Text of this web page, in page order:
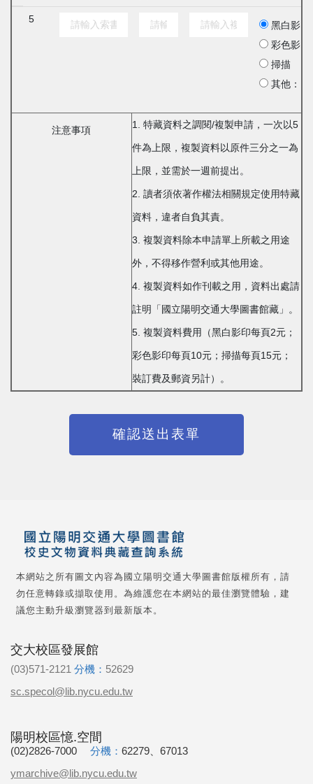
5
黑白影印
彩色影印
掃描
其他：
注意事項
1. 特藏資料之調閱/複製申請，一次以5
件為上限，複製資料以原件三分之一為
上限，並需於一週前提出。
2. 讀者須依著作權法相關規定使用特藏
資料，違者自負其責。
3. 複製資料除本申請單上所載之用途
外，不得移作營利或其他用途。
4. 複製資料如作刊載之用，資料出處請
註明「國立陽明交通大學圖書館藏」。
5. 複製資料費用（黑白影印每頁2元；
彩色影印每頁10元；掃描每頁15元；
裝訂費及郵資另計）。
本網站之所有圖文內容為國立陽明交通大學圖書館版權所有，請
勿任意轉錄或擷取使用。為維護您在本網站的最佳瀏覽體驗，建
議您主動升級瀏覽器到最新版本。
交大校區發展館
(03)571-2121 分機： 52629
sc.specol@lib.nycu.edu.tw
陽明校區憶.空間
(02)2826-7000 分機： 62279、67013
ymarchive@lib.nycu.edu.tw